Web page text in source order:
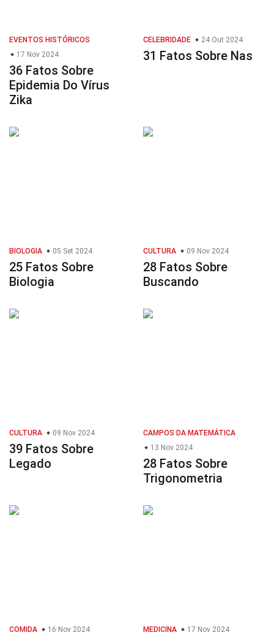
EVENTOS HISTÓRICOS
17 Nov 2024
36 Fatos Sobre
Epidemia Do Vírus
Zika
CELEBRIDADE 24 Out 2024
31 Fatos Sobre Nas
BIOLOGIA 05 Set 2024
25 Fatos Sobre
Biologia
CULTURA 09 Nov 2024
28 Fatos Sobre
Buscando
CULTURA 09 Nov 2024
39 Fatos Sobre
Legado
CAMPOS DA MATEMÁTICA
13 Nov 2024
28 Fatos Sobre
Trigonometria
COMIDA 16 Nov 2024 MEDICINA 17 Nov 2024